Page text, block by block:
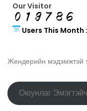
Our Visitor
Users This Month
Жендерийн мэдэмжтэй
Оюунлаг